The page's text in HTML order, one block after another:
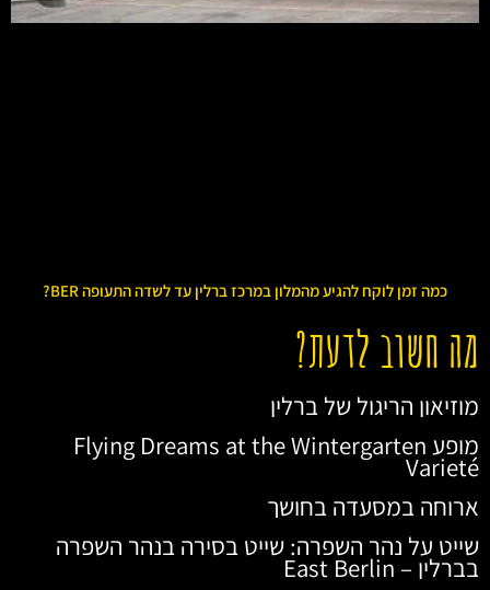
כמה זמן לוקח להגיע מהמלון במרכז ברלין עד לשדה התעופה BER?
מה חשוב לדעת?
מוזיאון הריגול של ברלין
מופע Flying Dreams at the Wintergarten
Varieté
ארוחה במסעדה בחושך
שייט על נהר השפרה: שייט בסירה בנהר השפרה
בברלין – East Berlin